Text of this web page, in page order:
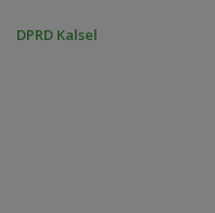
DPRD Kalsel